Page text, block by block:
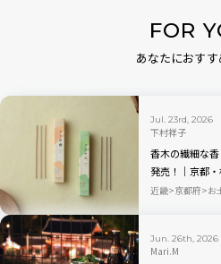
FOR
あなたにおす
Jul. 23rd, 2026
下村祥子
香木の繊細な
発売！｜京都
近畿 京都府 お
Jun. 26th, 2026
Mari.M